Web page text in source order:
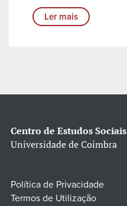
Ler mais
Centro de Estudos Sociais
Universidade de Coimbra
Política de Privacidade
Termos de Utilização